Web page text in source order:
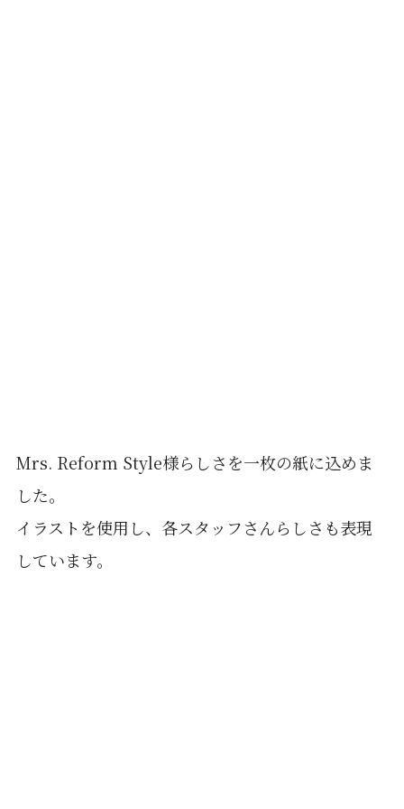
Mrs. Reform Style様らしさを一枚の紙に込めま
した。
イラストを使用し、各スタッフさんらしさも表現
しています。